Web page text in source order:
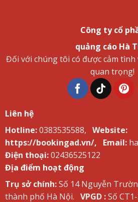
Công ty cổ
quảng cáo Hà
Đối với chúng tôi có được cảm tình
quan trọng!
Liên hệ
Hotline:0383535588, Website:
https://bookingad.vn/,
Email:
Điện thoại:02436525122
Địa điểm hoạt động
Trụ sở chính:Số 14 Nguyễn
thành phố Hà Nội. VPGD :Số